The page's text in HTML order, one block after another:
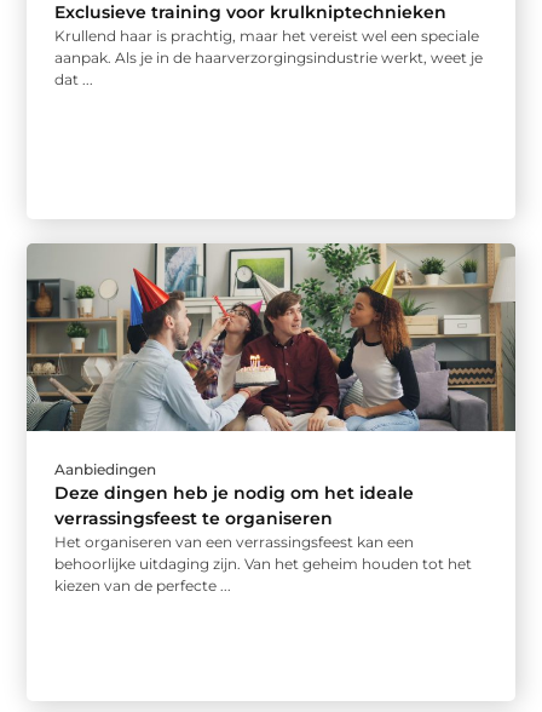
Exclusieve training voor krulkniptechnieken
Krullend haar is prachtig, maar het vereist wel een speciale
aanpak. Als je in de haarverzorgingsindustrie werkt, weet je
dat ...
Aanbiedingen
Deze dingen heb je nodig om het ideale
verrassingsfeest te organiseren
Het organiseren van een verrassingsfeest kan een
behoorlijke uitdaging zijn. Van het geheim houden tot het
kiezen van de perfecte ...